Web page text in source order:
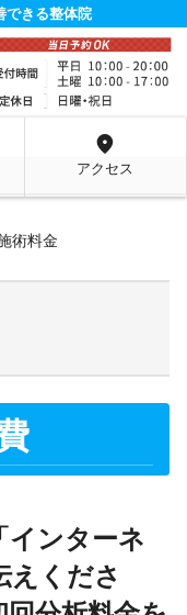
できる整体院
location_on
アクセス
術料金
インターネ
えくださ